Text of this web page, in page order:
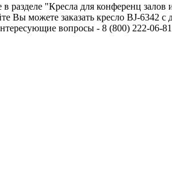
разделе "Кресла для конференц залов
Вы можете заказать кресло BJ-6342 с
вопросы - 8 (800) 222-06-